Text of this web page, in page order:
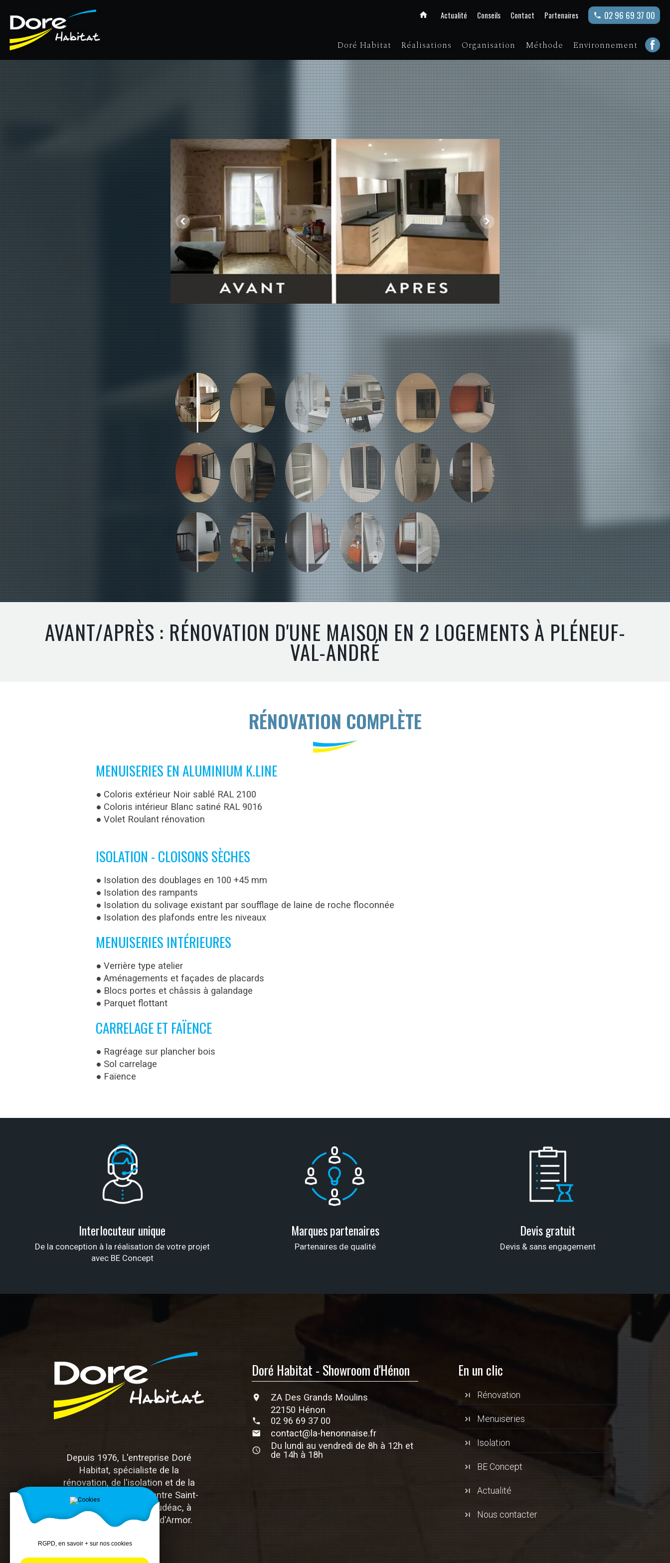
Actualité Conseils Contact Partenaires 02 96 69 37 00
Doré Habitat Réalisations Organisation Méthode Environnement
AVANT/APRÈS : RÉNOVATION D'UNE MAISON EN 2 LOGEMENTS À PLÉNEUF-
VAL-ANDRÉ
RÉNOVATION COMPLÈTE
MENUISERIES EN ALUMINIUM K.LINE
● Coloris extérieur Noir sablé RAL 2100
● Coloris intérieur Blanc satiné RAL 9016
● Volet Roulant rénovation
ISOLATION - CLOISONS SÈCHES
● Isolation des doublages en 100 +45 mm
● Isolation des rampants
● Isolation du solivage existant par soufflage de laine de roche floconnée
● Isolation des plafonds entre les niveaux
MENUISERIES INTÉRIEURES
● Verrière type atelier
● Aménagements et façades de placards
● Blocs portes et châssis à galandage
● Parquet flottant
CARRELAGE ET FAÏENCE
● Ragréage sur plancher bois
● Sol carrelage
● Faïence
Interlocuteur unique
De la conception à la réalisation de votre projet
avec BE Concept
Marques partenaires
Partenaires de qualité
Devis gratuit
Devis & sans engagement
Depuis 1976, L'entreprise Doré
Habitat, spécialiste de la
rénovation, de l'isolation et de la
menuiserie, est située entre Saint-
Brieuc, Lamballe et Loudéac, à
Hénon dans les Côtes-d'Armor.
Doré Habitat - Showroom d'Hénon
ZA Des Grands Moulins
22150 Hénon
02 96 69 37 00
contact@la-henonnaise.fr
Du lundi au vendredi de 8h à 12h et
de 14h à 18h
En un clic
Rénovation
Menuiseries
Isolation
BE Concept
Actualité
Nous contacter
RGPD, en savoir + sur nos cookies